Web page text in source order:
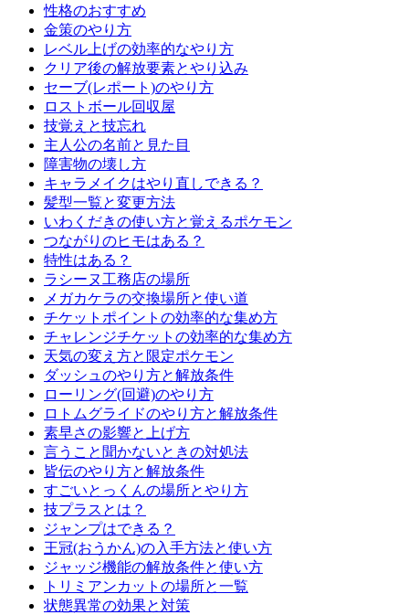
性格のおすすめ
金策のやり方
レベル上げの効率的なやり方
クリア後の解放要素とやり込み
セーブ(レポート)のやり方
ロストボール回収屋
技覚えと技忘れ
主人公の名前と見た目
障害物の壊し方
キャラメイクはやり直しできる？
髪型一覧と変更方法
いわくだきの使い方と覚えるポケモン
つながりのヒモはある？
特性はある？
ラシーヌ工務店の場所
メガカケラの交換場所と使い道
チケットポイントの効率的な集め方
チャレンジチケットの効率的な集め方
天気の変え方と限定ポケモン
ダッシュのやり方と解放条件
ローリング(回避)のやり方
ロトムグライドのやり方と解放条件
素早さの影響と上げ方
言うこと聞かないときの対処法
皆伝のやり方と解放条件
すごいとっくんの場所とやり方
技プラスとは？
ジャンプはできる？
王冠(おうかん)の入手方法と使い方
ジャッジ機能の解放条件と使い方
トリミアンカットの場所と一覧
状態異常の効果と対策